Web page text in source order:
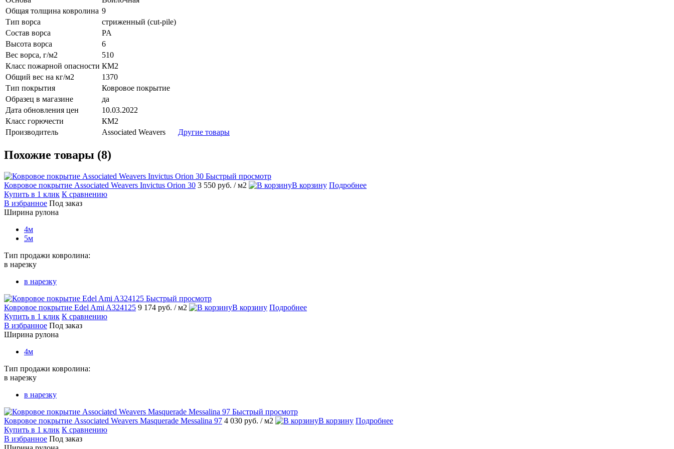
Общая толщина ковролина 9
Тип ворса
стриженный (cut-pile)
Состав ворса
PA
Высота ворса
6
Вес ворса, г/м2
510
Класс пожарной опасности КМ2
Общий вес на кг/м2
1370
Тип покрытия
Ковровое покрытие
Образец в магазине
да
Дата обновления цен
10.03.2022
Класс горючести
КМ2
Производитель
Associated Weavers Другие товары
Похожие товары (8)
Быстрый просмотр
Ковровое покрытие Associated Weavers Invictus Orion 30 3 550 руб. / м2 В корзину Подробнее
Купить в 1 клик К сравнению
В избранное Под заказ
Ширина рулона
4м
5м
Тип продажи ковролина:
в нарезку
в нарезку
Быстрый просмотр
Ковровое покрытие Edel Ami A324125 9 174 руб. / м2 В корзину Подробнее
Купить в 1 клик К сравнению
В избранное Под заказ
Ширина рулона
4м
Тип продажи ковролина:
в нарезку
в нарезку
Быстрый просмотр
Ковровое покрытие Associated Weavers Masquerade Messalina 97 4 030 руб. / м2 В корзину Подробнее
Купить в 1 клик К сравнению
В избранное Под заказ